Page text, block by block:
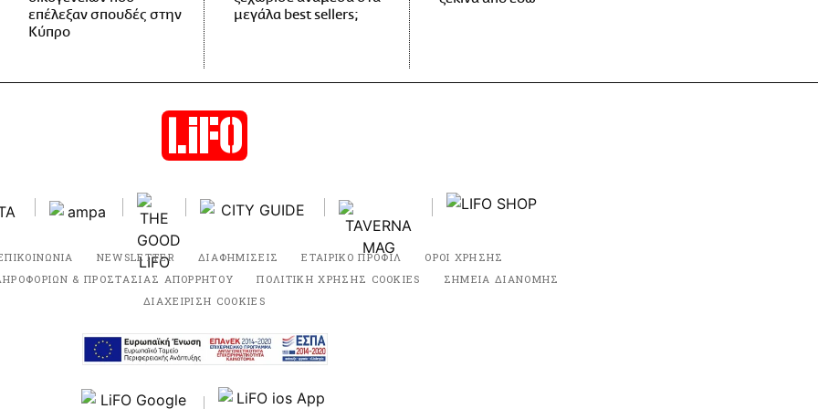
επέλεξαν σπουδές στην
Κύπρο
μεγάλα best sellers;
NEWSLETTER ΔΙΑΦΗΜΙΣΕΙΣ ΕΤΑΙΡΙΚΟ ΠΡΟΦΙΛ
ΟΡΟΙ ΧΡΗΣΗΣ
& ΠΡΟΣΤΑΣΙΑΣ ΑΠΟΡΡΗΤΟΥ
ΠΟΛΙΤΙΚΗ ΧΡΗΣΗΣ COOKIES
ΣΗΜΕΙΑ ΔΙΑΝΟΜΗΣ
ΔΙΑΧΕΙΡΙΣΗ COOKIES